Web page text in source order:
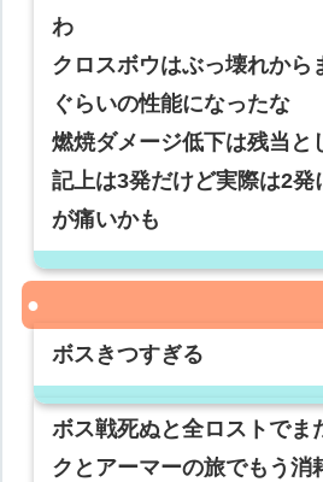
わ
クロスボウはぶっ壊れから
ぐらいの性能になったな
燃焼ダメージ低下は残当と
記上は3発だけど実際は2発
が痛いかも
ボスきつすぎる
ボス戦死ぬと全ロストでま
クとアーマーの旅でもう消